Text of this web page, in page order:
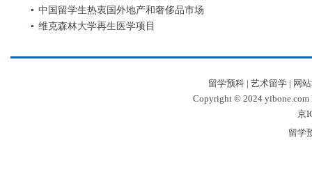
中国留学生热衷国外地产和奢侈品市场
维克森林大学再生医学项目
留学预科| 艺术留学| 网
Copyright © 2024 yibone.com
京
留学